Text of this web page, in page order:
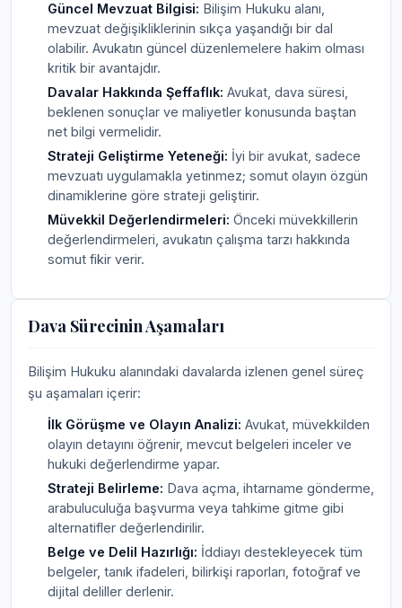
Güncel Mevzuat Bilgisi: Bilişim Hukuku alanı,
mevzuat değişikliklerinin sıkça yaşandığı bir dal
olabilir. Avukatın güncel düzenlemelere hakim olması
kritik bir avantajdır.
Davalar Hakkında Şeffaflık: Avukat, dava süresi,
beklenen sonuçlar ve maliyetler konusunda baştan
net bilgi vermelidir.
Strateji Geliştirme Yeteneği: İyi bir avukat, sadece
mevzuatı uygulamakla yetinmez; somut olayın özgün
dinamiklerine göre strateji geliştirir.
Müvekkil Değerlendirmeleri: Önceki müvekkillerin
değerlendirmeleri, avukatın çalışma tarzı hakkında
somut fikir verir.
Dava Sürecinin Aşamaları
Bilişim Hukuku alanındaki davalarda izlenen genel süreç
şu aşamaları içerir:
İlk Görüşme ve Olayın Analizi: Avukat, müvekkilden
olayın detayını öğrenir, mevcut belgeleri inceler ve
hukuki değerlendirme yapar.
Strateji Belirleme: Dava açma, ihtarname gönderme,
arabuluculuğa başvurma veya tahkime gitme gibi
alternatifler değerlendirilir.
Belge ve Delil Hazırlığı: İddiayı destekleyecek tüm
belgeler, tanık ifadeleri, bilirkişi raporları, fotoğraf ve
dijital deliller derlenir.